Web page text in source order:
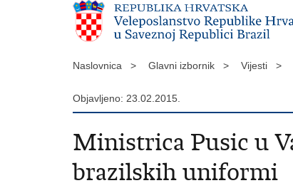
Naslovnica > Glavni izbornik > Vijesti >
Objavljeno: 23.02.2015.
Ministrica Pusic u
brazilskih uniformi